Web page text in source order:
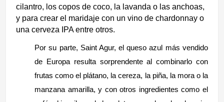
cilantro, los copos de coco, la lavanda o las anchoas,
y para crear el maridaje con un vino de chardonnay o
una cerveza IPA entre otros.
Por su parte, Saint Agur, el queso azul más vendido
de Europa resulta sorprendente al combinarlo con
frutas como el plátano, la cereza, la piña, la mora o la
manzana amarilla, y con otros ingredientes como el